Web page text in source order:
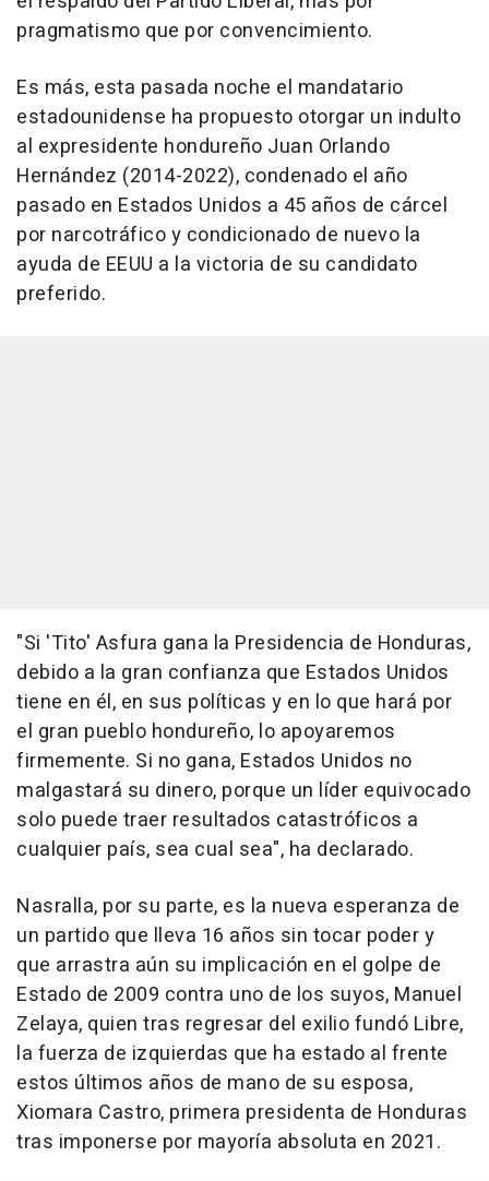
pragmatismo que por convencimiento.
Es más, esta pasada noche el mandatario
estadounidense ha propuesto otorgar un indulto
al expresidente hondureño Juan Orlando
Hernández (2014-2022), condenado el año
pasado en Estados Unidos a 45 años de cárcel
por narcotráfico y condicionado de nuevo la
ayuda de EEUU a la victoria de su candidato
preferido.
"Si 'Tito' Asfura gana la Presidencia de Honduras,
debido a la gran confianza que Estados Unidos
tiene en él, en sus políticas y en lo que hará por
el gran pueblo hondureño, lo apoyaremos
firmemente. Si no gana, Estados Unidos no
malgastará su dinero, porque un líder equivocado
solo puede traer resultados catastróficos a
cualquier país, sea cual sea", ha declarado.
Nasralla, por su parte, es la nueva esperanza de
un partido que lleva 16 años sin tocar poder y
que arrastra aún su implicación en el golpe de
Estado de 2009 contra uno de los suyos, Manuel
Zelaya, quien tras regresar del exilio fundó Libre,
la fuerza de izquierdas que ha estado al frente
estos últimos años de mano de su esposa,
Xiomara Castro, primera presidenta de Honduras
tras imponerse por mayoría absoluta en 2021.